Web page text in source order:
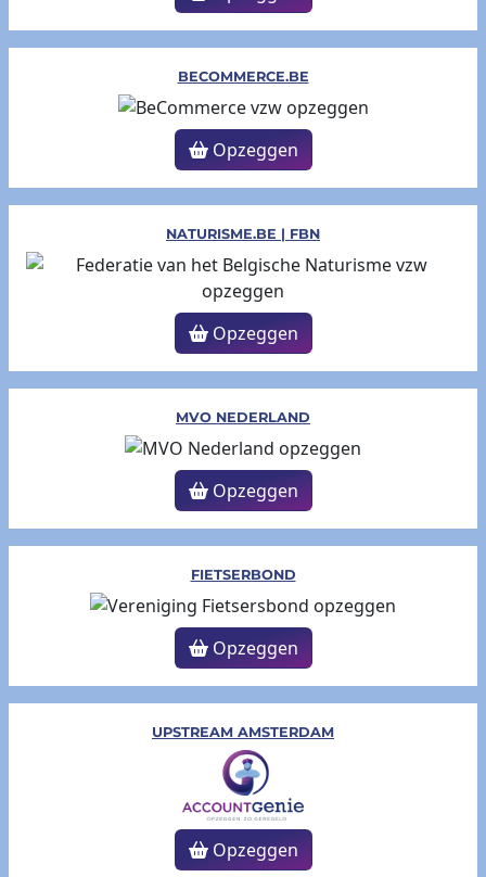
BECOMMERCE.BE
Opzeggen
NATURISME.BE | FBN
Opzeggen
MVO NEDERLAND
Opzeggen
FIETSERBOND
Opzeggen
UPSTREAM AMSTERDAM
Opzeggen